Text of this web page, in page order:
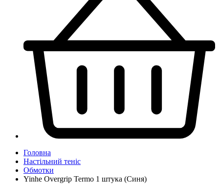
Головна
Настільний теніс
Обмотки
Yinhe Overgrip Termo 1 штука (Синя)